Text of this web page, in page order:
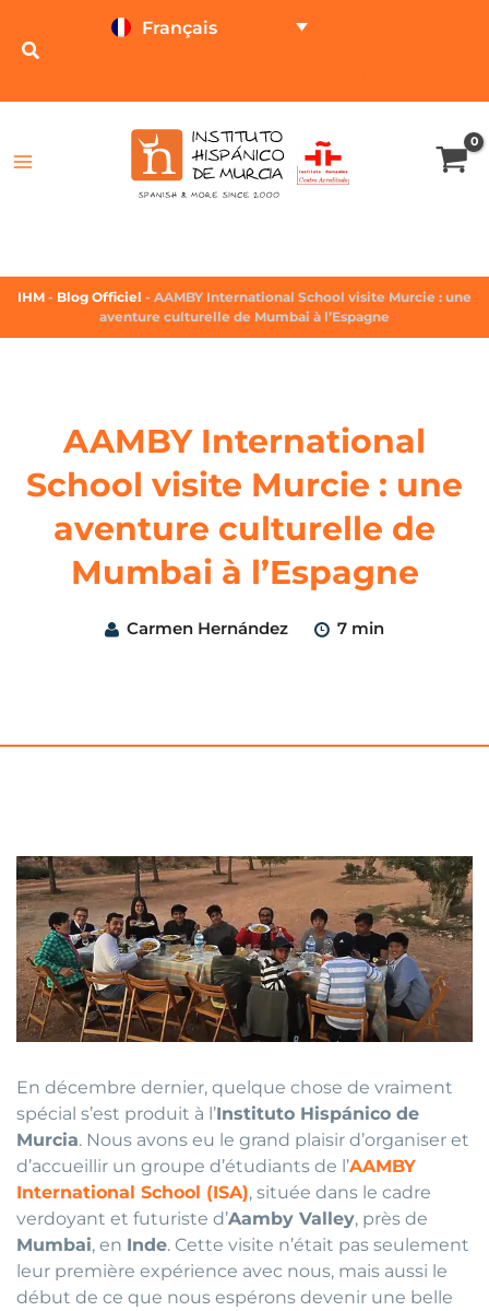
Français
IHM - Blog Officiel - AAMBY International School visite Murcie : une
aventure culturelle de Mumbai à l’Espagne
AAMBY International
School visite Murcie : une
aventure culturelle de
Mumbai à l’Espagne
Carmen Hernández 7 min
En décembre dernier, quelque chose de vraiment
spécial s’est produit à l’Instituto Hispánico de
Murcia. Nous avons eu le grand plaisir d’organiser et
d’accueillir un groupe d’étudiants de l’AAMBY
International School (ISA), située dans le cadre
verdoyant et futuriste d’Aamby Valley, près de
Mumbai, en Inde. Cette visite n’était pas seulement
leur première expérience avec nous, mais aussi le
début de ce que nous espérons devenir une belle